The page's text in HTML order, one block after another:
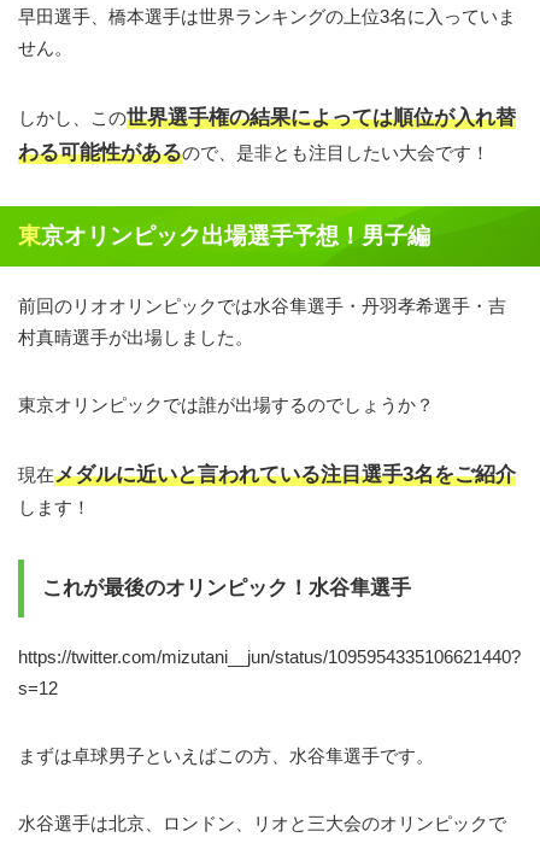
早田選手、橋本選手は世界ランキングの上位3名に入っていま
せん。
しかし、この世界選手権の結果によっては順位が入れ替
わる可能性があるので、是非とも注目したい大会です！
東京オリンピック出場選手予想！男子編
前回のリオオリンピックでは水谷隼選手・丹羽孝希選手・吉
村真晴選手が出場しました。
東京オリンピックでは誰が出場するのでしょうか？
現在メダルに近いと言われている注目選手3名をご紹介
します！
これが最後のオリンピック！水谷隼選手
https://twitter.com/mizutani__jun/status/1095954335106621440?
s=12
まずは卓球男子といえばこの方、水谷隼選手です。
水谷選手は北京、ロンドン、リオと三大会のオリンピックで